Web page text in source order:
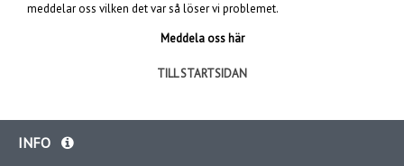
meddelar oss vilken det var så löser vi problemet.
Meddela oss här
TILL STARTSIDAN
INFO